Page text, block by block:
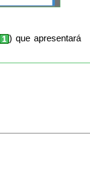
) que apresentará